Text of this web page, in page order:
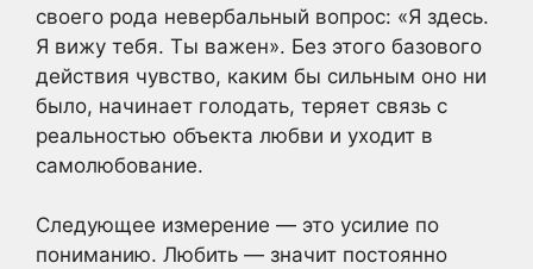
своего рода невербальный вопрос: «Я здесь.
Я вижу тебя. Ты важен». Без этого базового
действия чувство, каким бы сильным оно ни
было, начинает голодать, теряет связь с
реальностью объекта любви и уходит в
самолюбование.
Следующее измерение — это усилие по
пониманию. Любить — значит постоянно